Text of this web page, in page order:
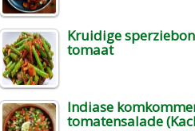
Kruidige
tomaat
Indiase
tomatensalade